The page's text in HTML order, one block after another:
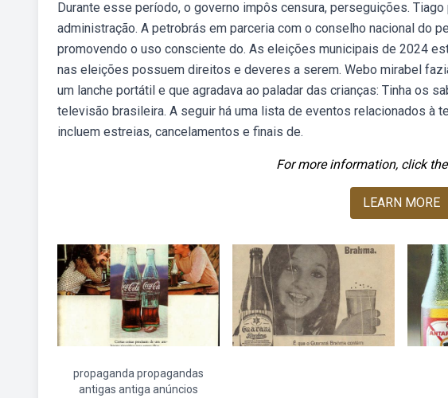
Durante esse período, o governo impôs censura, perseguições.
administração. A petrobrás em parceria com o conselho nacional do
promovendo o uso consciente do. As eleições municipais de 2024
nas eleições possuem direitos e deveres a serem. Webo mirabel
um lanche portátil e que agradava ao paladar das crianças: Tinha os
televisão brasileira. A seguir há uma lista de eventos relacionados à
incluem estreias, cancelamentos e finais de.
For more information, click
LEARN MORE
propaganda propagandas
antigas antiga anúncios